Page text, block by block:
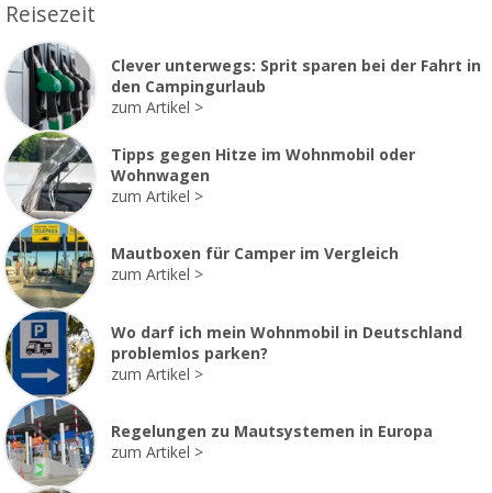
Reisezeit
Clever unterwegs: Sprit sparen bei der Fahrt in
den Campingurlaub
zum Artikel
Tipps gegen Hitze im Wohnmobil oder
Wohnwagen
zum Artikel
Mautboxen für Camper im Vergleich
zum Artikel
Wo darf ich mein Wohnmobil in Deutschland
problemlos parken?
zum Artikel
Regelungen zu Mautsystemen in Europa
zum Artikel